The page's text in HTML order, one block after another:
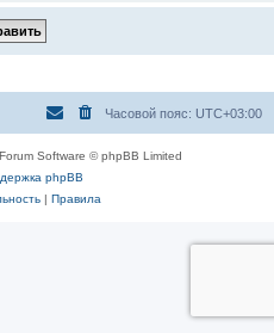
Часовой пояс: UTC+03:00
Software © phpBB Limited
phpBB
| Правила